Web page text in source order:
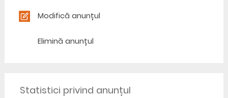
Modifică anunțul
Elimină anunțul
Statistici privind anunțul